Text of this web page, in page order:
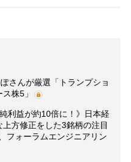
さんが厳選「トランプショ
株5」
利益が約10倍に！》日本経
方修正をした3銘柄の注目
フォーラムエンジニアリン